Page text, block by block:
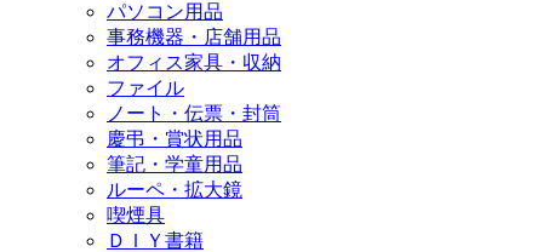
パソコン用品
事務機器・店舗用品
オフィス家具・収納
ファイル
ノート・伝票・封筒
慶弔・賞状用品
筆記・学童用品
ルーペ・拡大鏡
喫煙具
ＤＩＹ書籍